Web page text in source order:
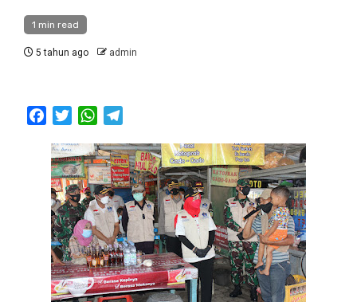
1 min read
5 tahun ago admin
FacebookTwitterWhatsApp